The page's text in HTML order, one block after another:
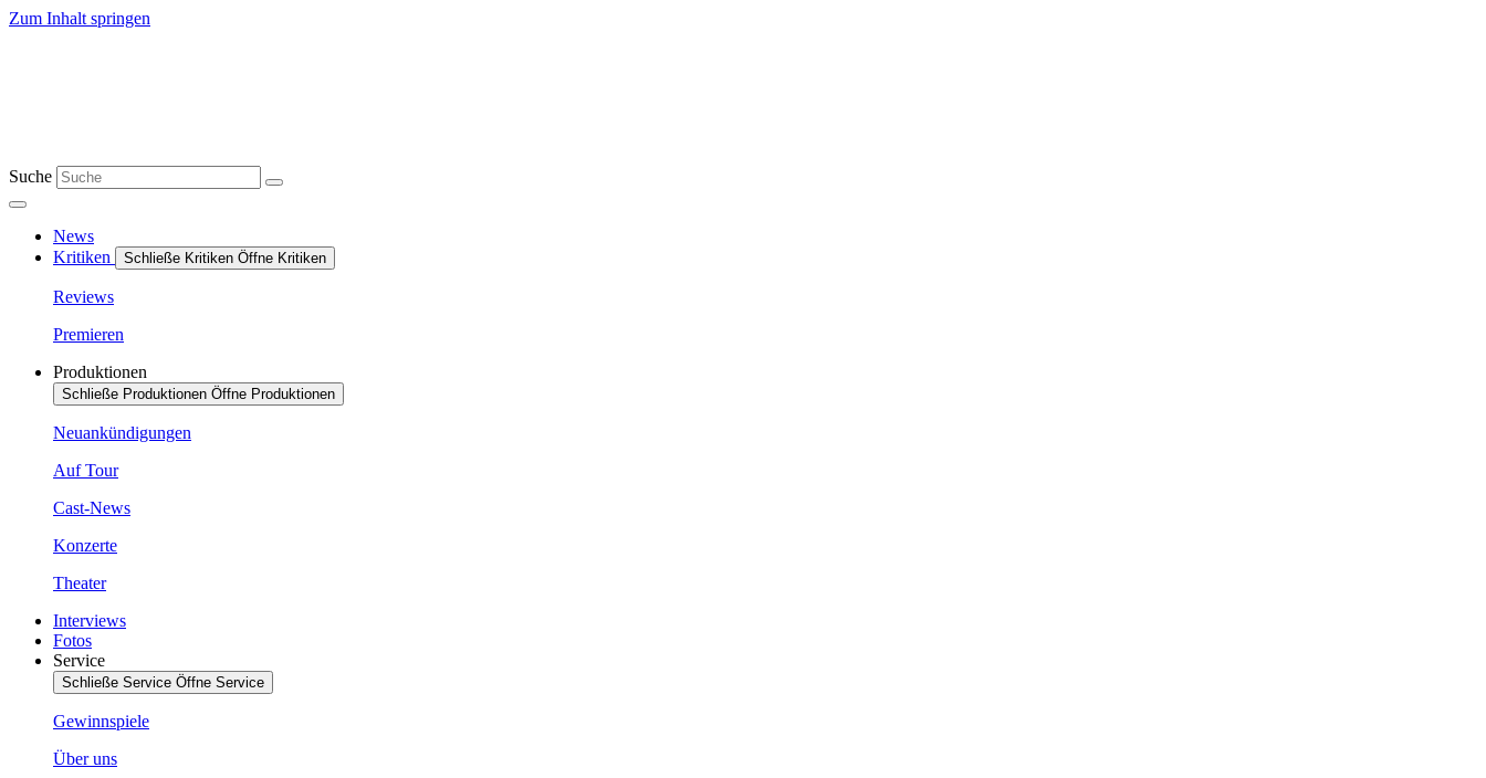
Zum Inhalt springen
Suche
News
Kritiken
Schließe Kritiken Öffne Kritiken
Reviews
Premieren
Produktionen
Schließe Produktionen Öffne Produktionen
Neuankündigungen
Auf Tour
Cast-News
Konzerte
Theater
Interviews
Fotos
Service
Schließe Service Öffne Service
Gewinnspiele
Über uns